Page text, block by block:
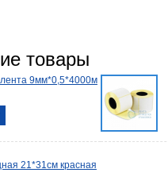
товары
9мм*0,5*4000м
21*31см красная